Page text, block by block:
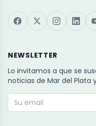
NEWSLETTER
Lo invitamos a que se
noticias de Mar del Plata